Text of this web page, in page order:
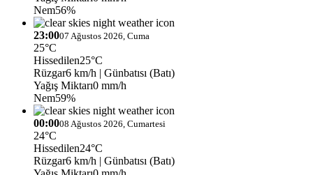
Nem56%
23:0007 Ağustos 2026, Cuma
25°C
Hissedilen25°C
Rüzgar6 km/h | Günbatısı (Batı)
Yağış Miktarı0 mm/h
Nem59%
00:0008 Ağustos 2026, Cumartesi
24°C
Hissedilen24°C
Rüzgar6 km/h | Günbatısı (Batı)